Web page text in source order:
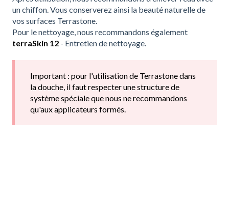
un chiffon. Vous conserverez ainsi la beauté naturelle de
vos surfaces Terrastone.
Pour le nettoyage, nous recommandons également
terraSkin 12 - Entretien de nettoyage.
Important : pour l'utilisation de Terrastone dans
la douche, il faut respecter une structure de
système spéciale que nous ne recommandons
qu'aux applicateurs formés.